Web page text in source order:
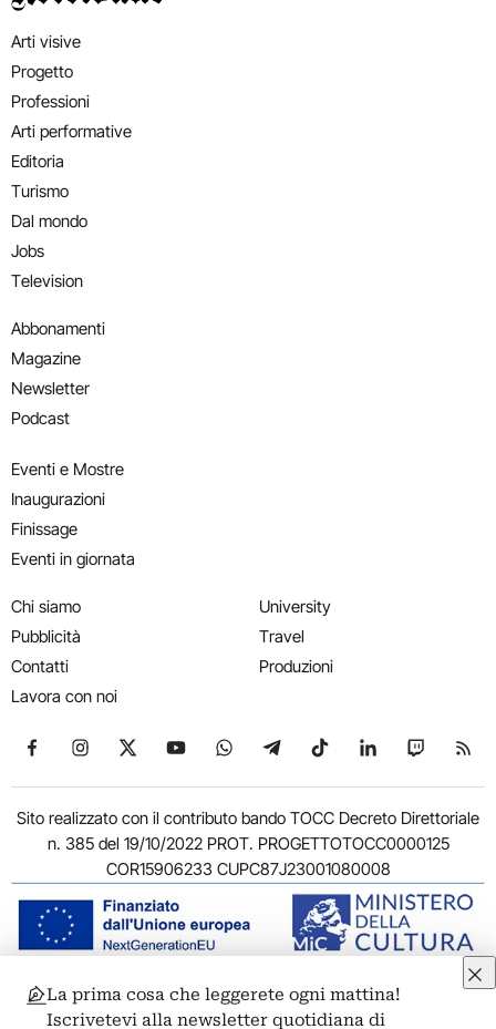
Arti visive
Progetto
Professioni
Arti performative
Editoria
Turismo
Dal mondo
Jobs
Television
Abbonamenti
Magazine
Newsletter
Podcast
Eventi e Mostre
Inaugurazioni
Finissage
Eventi in giornata
Chi siamo
Pubblicità
Contatti
Lavora con noi
University
Travel
Produzioni
Seguici su Facebook
Seguici su Instagram
Seguici su X
Seguici su YouTube
Seguici su WhatsApp
Seguici su Telegram
Seguici su TikTok
Seguici su
Seguici
Sito realizzato con il contributo bando TOCC Decreto Direttoriale
n. 385 del 19/10/2022 PROT. PROGETTOTOCC0000125
COR15906233 CUPC87J23001080008
© 2011-2026 ARTRIBUNE srl – Corso Vittorio Emanuele II, 287 –
La prima cosa che leggerete ogni mattina!
Iscrivetevi alla newsletter quotidiana di